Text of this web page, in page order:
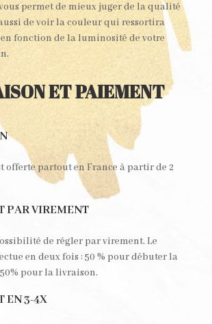
permet de mieux juger de la qualité
de voir la couleur qui ressortira
fonction de la luminosité de votre
ET PAIEMENT
offerte partout en France à partir de 2
PAR VIREMENT
de régler par virement. Le
en deux fois : 50 % pour débuter la
pour la livraison.
EN 3-4X